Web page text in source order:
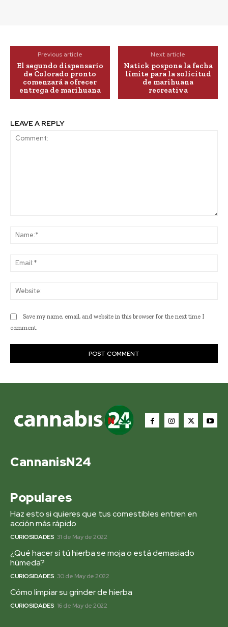
Previous article
El segundo dispensario
de Colorado pronto
comenzará a ofrecer
entrega de marihuana
Next article
Natick pospone la fecha
límite para la solicitud
de marihuana
recreativa
LEAVE A REPLY
Save my name, email, and website in this browser for the next time I
comment.
CannanisN24
Populares
Haz esto si quieres que tus comestibles entren en
acción más rápido
CURIOSIDADES 31 de May de 2022
¿Qué hacer si tú hierba se moja o está demasiado
húmeda?
CURIOSIDADES 30 de May de 2022
Cómo limpiar su grinder de hierba
CURIOSIDADES 16 de May de 2022